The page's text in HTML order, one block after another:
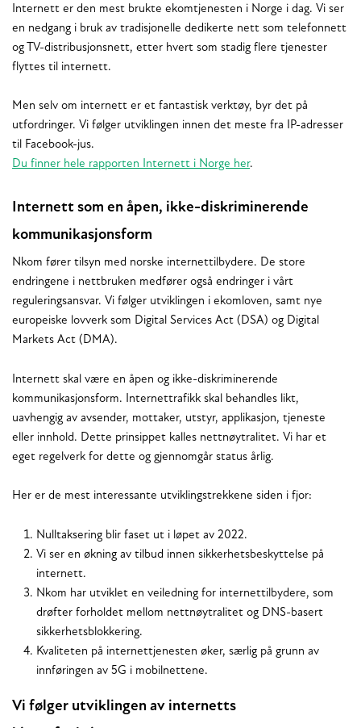
Internett er den mest brukte ekomtjenesten i Norge i dag. Vi ser
en nedgang i bruk av tradisjonelle dedikerte nett som telefonnett
og TV-distribusjonsnett, etter hvert som stadig flere tjenester
flyttes til internett.
Men selv om internett er et fantastisk verktøy, byr det på
utfordringer. Vi følger utviklingen innen det meste fra IP-adresser
til Facebook-jus.
Du finner hele rapporten Internett i Norge her.
Internett som en åpen, ikke-diskriminerende
kommunikasjonsform
Nkom fører tilsyn med norske internettilbydere. De store
endringene i nettbruken medfører også endringer i vårt
reguleringsansvar. Vi følger utviklingen i ekomloven, samt nye
europeiske lovverk som Digital Services Act (DSA) og Digital
Markets Act (DMA).
Internett skal være en åpen og ikke-diskriminerende
kommunikasjonsform. Internettrafikk skal behandles likt,
uavhengig av avsender, mottaker, utstyr, applikasjon, tjeneste
eller innhold. Dette prinsippet kalles nettnøytralitet. Vi har et
eget regelverk for dette og gjennomgår status årlig.
Her er de mest interessante utviklingstrekkene siden i fjor:
Nulltaksering blir faset ut i løpet av 2022.
Vi ser en økning av tilbud innen sikkerhetsbeskyttelse på
internett.
Nkom har utviklet en veiledning for internettilbydere, som
drøfter forholdet mellom nettnøytralitet og DNS-basert
sikkerhetsblokkering.
Kvaliteten på internettjenesten øker, særlig på grunn av
innføringen av 5G i mobilnettene.
Vi følger utviklingen av internetts